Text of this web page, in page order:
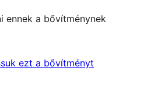
ennek a bővítménynek
ezt a bővítményt